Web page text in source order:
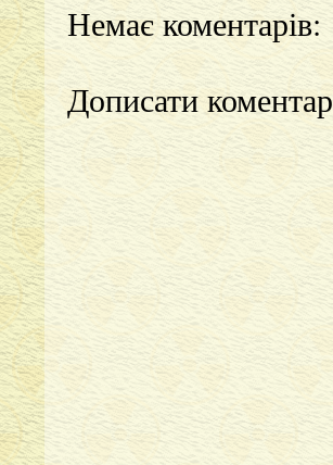
Немає коментарів:
Дописати коментар